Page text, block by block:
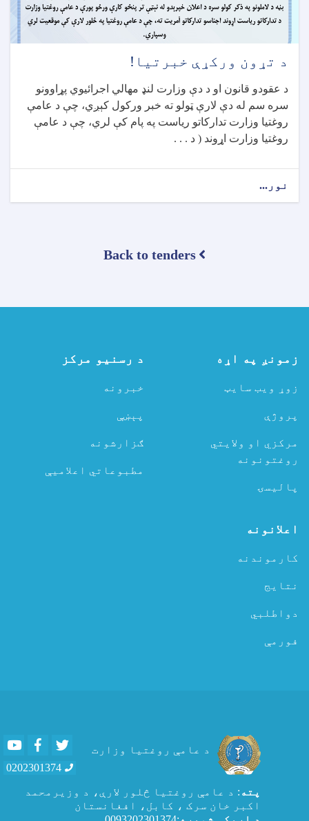
د تړون ورکړې خبرتیا!
د عقودو قانون او د دې وزارت لنډ مهالي اجرائیوي پړاوونو
سره سم له دې لارې ټولو ته خبر ورکول کېږي، چې د عامې
روغتیا وزارت تدارکاتو ریاست په پام کې لري، چې د عامې
روغتیا وزارت اړوند ( د . . .
نور...
Back to tenders
زمونږ په اړه
زوړ ویب سایټ
پروژې
مرکزي او ولایتي
روغتونونه
پالیسۍ
د رسنیو مرکز
خبرونه
پېښې
ګزارشونه
مطبوعاتي اعلامیې
اعلانونه
کارموندنه
نتایج
دواطلبي
فورمې
د عامې روغتیا وزارت
YoutubeFacebook
0202301374
پته : د عامې روغتيا څلور لارې، د وزیرمحمد
اکبر خان سرک ، کابل، افغانستان